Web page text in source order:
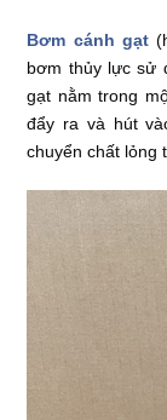
Bơm cánh gạt
bơm thủy lực sử
gạt nằm trong
đẩy ra và hút
chuyển chất lỏng